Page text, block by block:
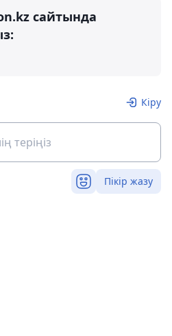
сайтында
Кіру
Пікір жазу